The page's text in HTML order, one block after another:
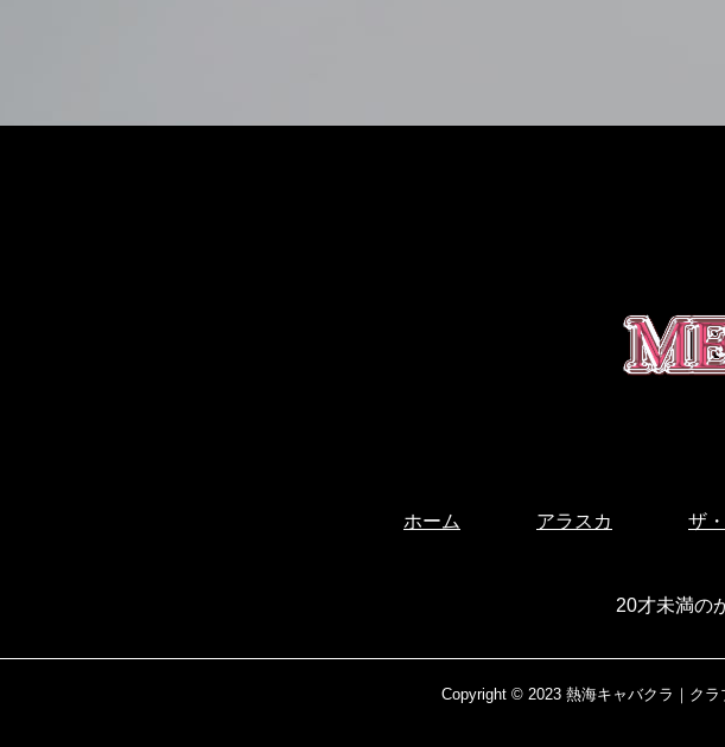
ホーム アラスカ ザ
20才未満の
Copyright © 2023 熱海キャバクラ｜クラ